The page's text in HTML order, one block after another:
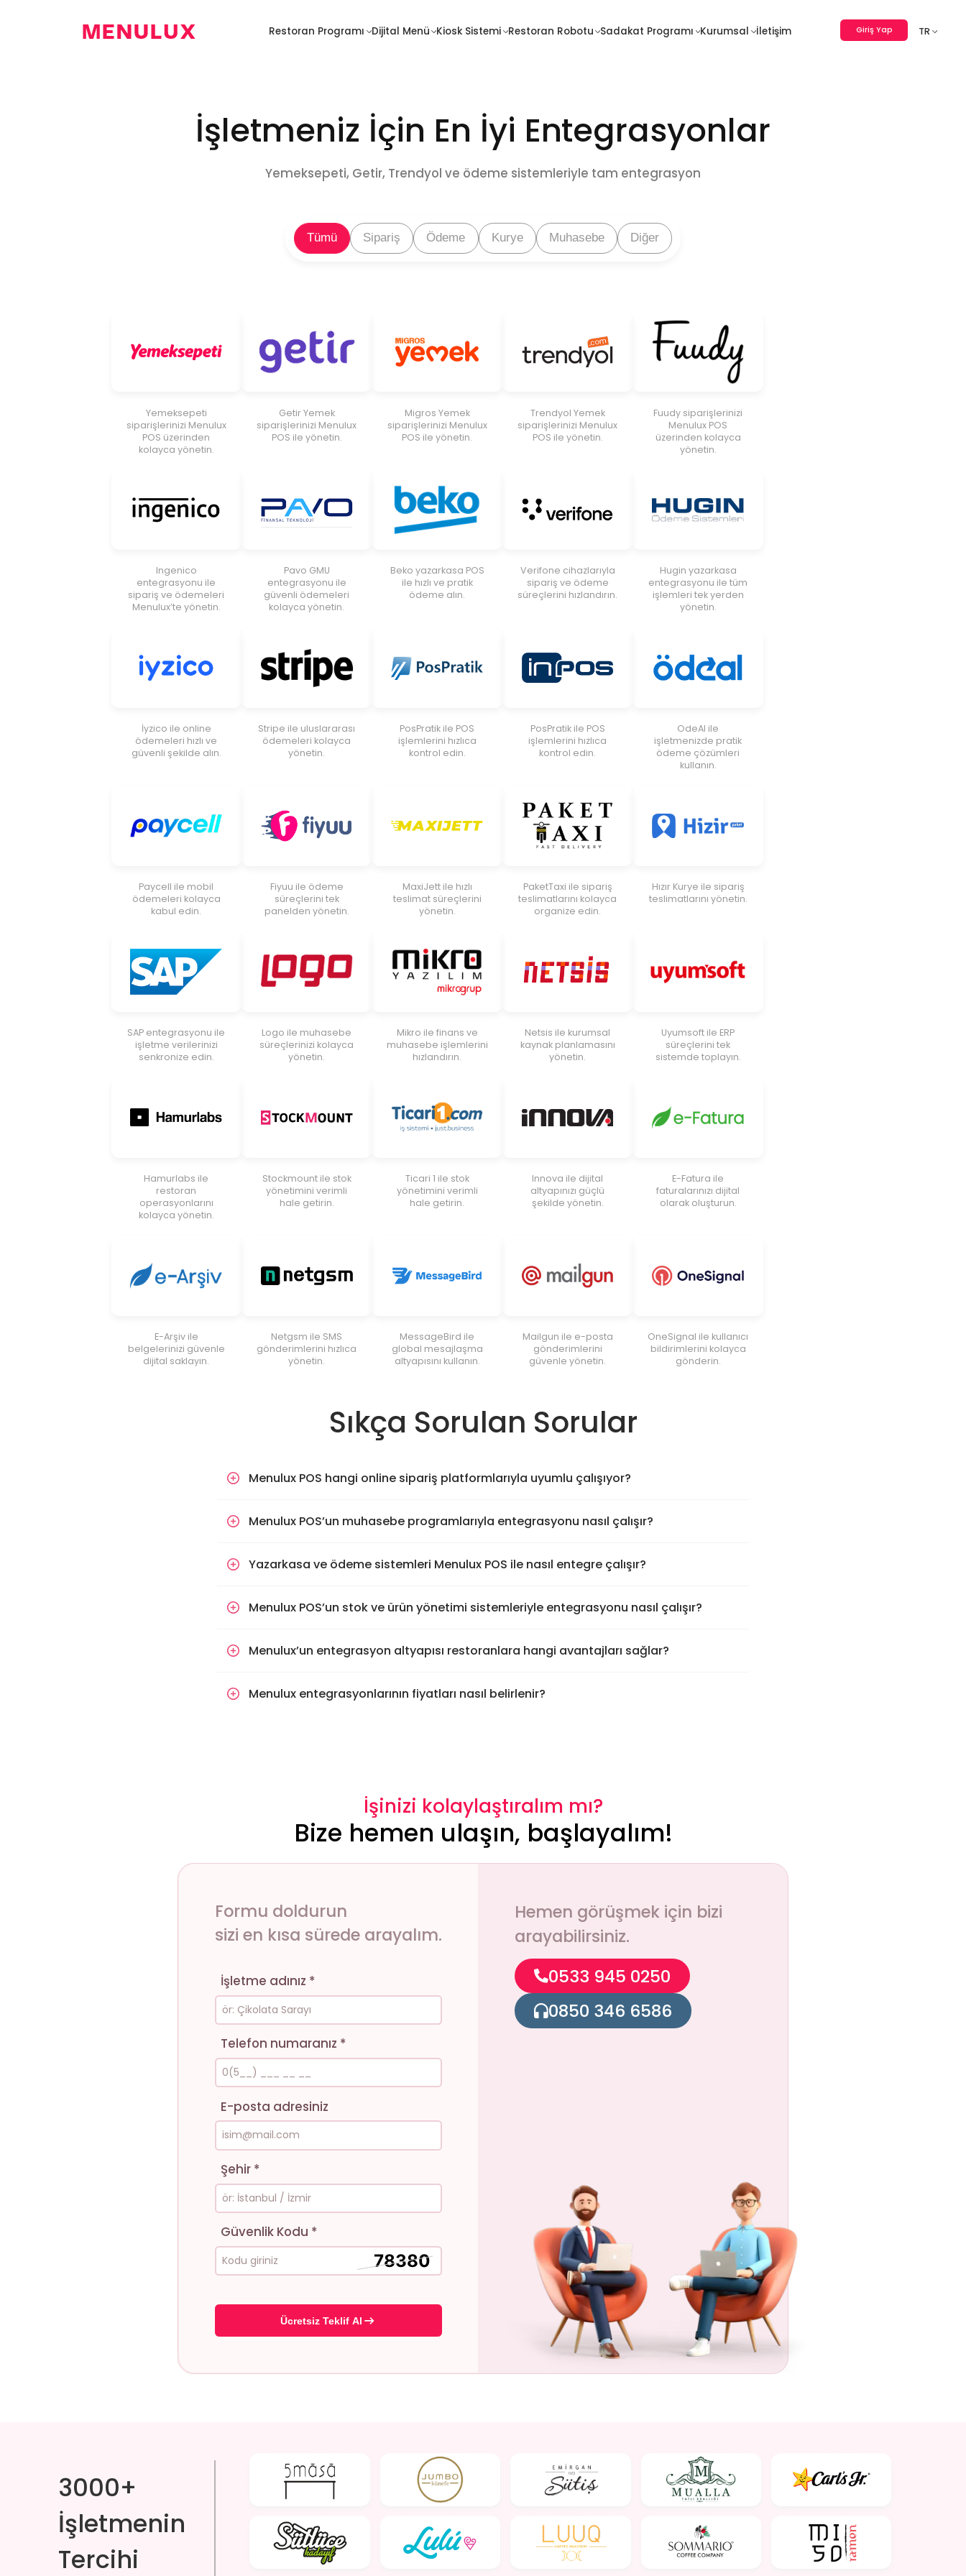
Restoran
Dijital
Kiosk
Restoran
Sadakat
Fiyatlar
İletişim
Restoran Programı Dijital Menü Kiosk Sistemi Restoran Robotu Sadakat Programı Kurumsal İletişim Giriş Yap TR
İşletmeniz İçin En İyi Entegrasyonlar
Yemeksepeti, Getir, Trendyol ve ödeme sistemleriyle tam entegrasyon
Tümü Sipariş Ödeme Kurye Muhasebe Diğer
Yemeksepeti
siparişlerinizi Menulux
POS üzerinden
kolayca yönetin.
Getir Yemek
siparişlerinizi Menulux
POS ile yönetin.
Migros Yemek
siparişlerinizi Menulux
POS ile yönetin.
Trendyol Yemek
siparişlerinizi Menulux
POS ile yönetin.
Fuudy siparişlerinizi
Menulux POS
üzerinden kolayca
yönetin.
Ingenico
entegrasyonu ile
sipariş ve ödemeleri
Menulux’te yönetin.
Pavo GMU
entegrasyonu ile
güvenli ödemeleri
kolayca yönetin.
Beko yazarkasa POS
ile hızlı ve pratik
ödeme alın.
Verifone cihazlarıyla
sipariş ve ödeme
süreçlerini hızlandırın.
Hugin yazarkasa
entegrasyonu ile tüm
işlemleri tek yerden
yönetin.
İyzico ile online
ödemeleri hızlı ve
güvenli şekilde alın.
Stripe ile uluslararası
ödemeleri kolayca
yönetin.
PosPratik ile POS
işlemlerini hızlıca
kontrol edin.
PosPratik ile POS
işlemlerini hızlıca
kontrol edin.
OdeAl ile
işletmenizde pratik
ödeme çözümleri
kullanın.
Paycell ile mobil
ödemeleri kolayca
kabul edin.
Fiyuu ile ödeme
süreçlerini tek
panelden yönetin.
MaxiJett ile hızlı
teslimat süreçlerini
yönetin.
PaketTaxi ile sipariş
teslimatlarını kolayca
organize edin.
Hızır Kurye ile sipariş
teslimatlarını yönetin.
SAP entegrasyonu ile
işletme verilerinizi
senkronize edin.
Logo ile muhasebe
süreçlerinizi kolayca
yönetin.
Mikro ile finans ve
muhasebe işlemlerini
hızlandırın.
Netsis ile kurumsal
kaynak planlamasını
yönetin.
Uyumsoft ile ERP
süreçlerini tek
sistemde toplayın.
Hamurlabs ile
restoran
operasyonlarını
kolayca yönetin.
Stockmount ile stok
yönetimini verimli
hale getirin.
Ticari 1 ile stok
yönetimini verimli
hale getirin.
Innova ile dijital
altyapınızı güçlü
şekilde yönetin.
E-Fatura ile
faturalarınızı dijital
olarak oluşturun.
E-Arşiv ile
belgelerinizi güvenle
dijital saklayın.
Netgsm ile SMS
gönderimlerini hızlıca
yönetin.
MessageBird ile
global mesajlaşma
altyapısını kullanın.
Mailgun ile e-posta
gönderimlerini
güvenle yönetin.
OneSignal ile kullanıcı
bildirimlerini kolayca
gönderin.
Sıkça Sorulan Sorular
Menulux POS hangi online sipariş platformlarıyla uyumlu çalışıyor?
Menulux POS’un muhasebe programlarıyla entegrasyonu nasıl çalışır?
Yazarkasa ve ödeme sistemleri Menulux POS ile nasıl entegre çalışır?
Menulux POS’un stok ve ürün yönetimi sistemleriyle entegrasyonu nasıl çalışır?
Menulux’un entegrasyon altyapısı restoranlara hangi avantajları sağlar?
Menulux entegrasyonlarının fiyatları nasıl belirlenir?
İşinizi kolaylaştıralım mı?
Bize hemen ulaşın, başlayalım!
Formu doldurun
sizi en kısa sürede arayalım.
İşletme adınız *
Telefon numaranız *
E-posta adresiniz
Şehir *
Güvenlik Kodu *
Ücretsiz Teklif Al
Hemen görüşmek için bizi
arayabilirsiniz.
0533 945 0250
0850 346 6586
3000+
İşletmenin
Tercihi